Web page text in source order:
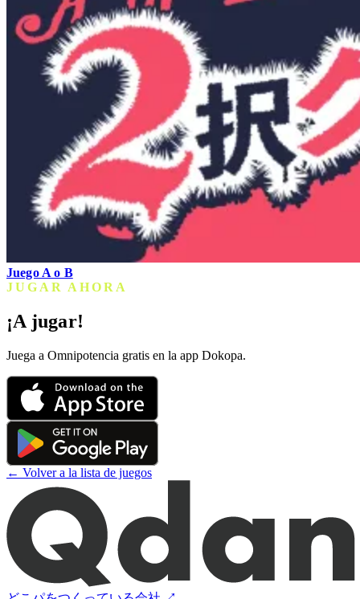
Juego A o B
JUGAR AHORA
¡A jugar!
Juega a Omnipotencia gratis en la app Dokopa.
← Volver a la lista de juegos